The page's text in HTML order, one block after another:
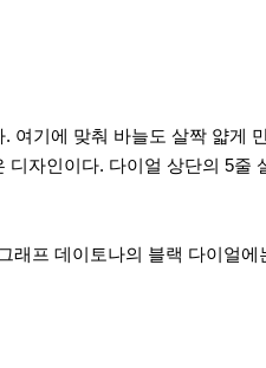
기에 맞춰 바늘도 살짝 얇게
자인이다. 다이얼 상단의 5줄
프 데이토나의 블랙 다이얼